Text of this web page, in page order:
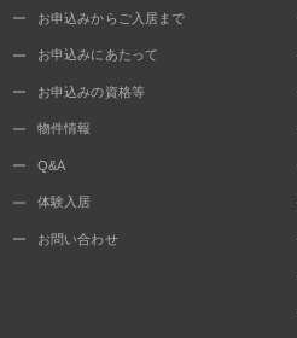
お申込みからご入居まで
お申込みにあたって
お申込みの資格等
物件情報
Q&A
体験入居
お問い合わせ